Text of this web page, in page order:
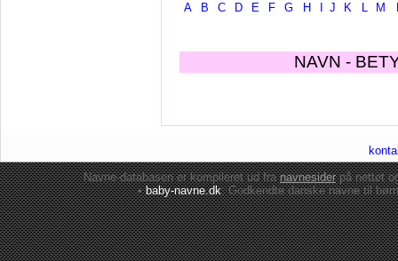
A B C D E F G H J K L M
NAVN -
Navne-databasen er kompileret ud franavnesiderpå nettet
•baby-navne.dk: Godkendte danskenavne til børn